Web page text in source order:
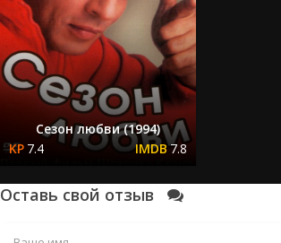
Сезон любви (1994)
7.4
7.8
Оставь свой отзыв